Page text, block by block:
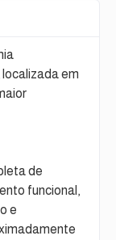
em
de
funcional,
e